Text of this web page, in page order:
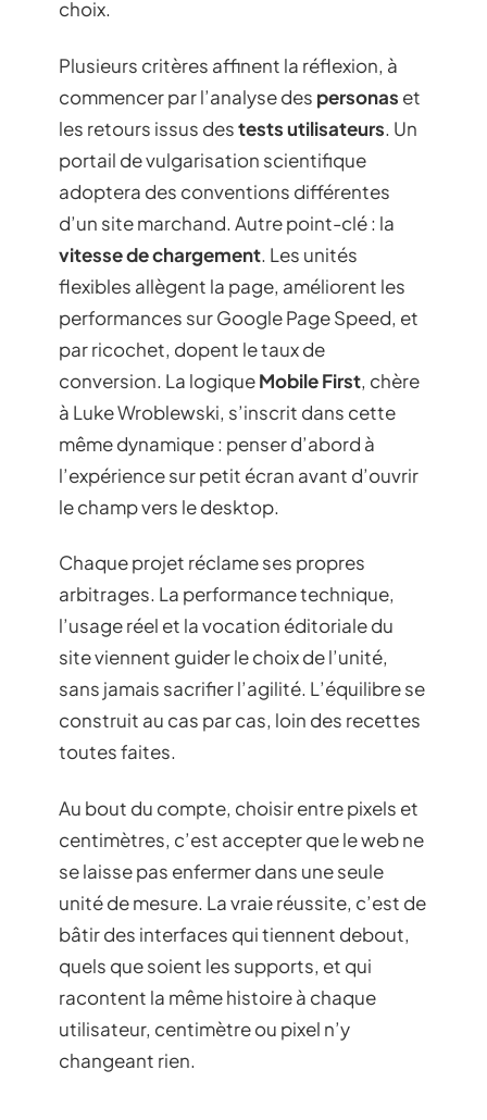
choix.
Plusieurs critères affinent la réflexion, à
commencer par l’analyse des personas et
les retours issus destests utilisateurs. Un
portail de vulgarisation scientifique
adoptera des conventions différentes
d’un site marchand. Autre point-clé : la
vitesse de chargement. Les unités
flexibles allègent la page, améliorent les
performances sur Google Page Speed, et
par ricochet, dopent le taux de
conversion. La logiqueMobile First, chère
à Luke Wroblewski, s’inscrit dans cette
même dynamique : penser d’abord à
l’expérience sur petit écran avant d’ouvrir
le champ vers le desktop.
Chaque projet réclame ses propres
arbitrages. La performance technique,
l’usage réel et la vocation éditoriale du
site viennent guider le choix de l’unité,
sans jamais sacrifier l’agilité. L’équilibre se
construit au cas par cas, loin des recettes
toutes faites.
Au bout du compte, choisir entre pixels et
centimètres, c’est accepter que le web ne
se laisse pas enfermer dans une seule
unité de mesure. La vraie réussite, c’est de
bâtir des interfaces qui tiennent debout,
quels que soient les supports, et qui
racontent la même histoire à chaque
utilisateur, centimètre ou pixel n’y
changeant rien.